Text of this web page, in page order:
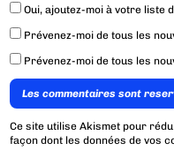
Oui, ajoutez-moi à votre liste
Prévenez-moi de tous les
Prévenez-moi de tous les
Les commentaires sont
Ce site utilise Akismet pour
façon dont les données de vos